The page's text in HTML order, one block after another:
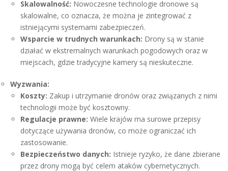
Skalowalność: Nowoczesne technologie dronowe są
skalowalne, co oznacza, że można je zintegrować z
istniejącymi systemami zabezpieczeń.
Wsparcie w trudnych warunkach: Drony są w stanie
działać w ekstremalnych warunkach pogodowych oraz w
miejscach, gdzie tradycyjne kamery są nieskuteczne.
Wyzwania:
Koszty: Zakup i utrzymanie dronów oraz związanych z nimi
technologii może być kosztowny.
Regulacje prawne: Wiele krajów ma surowe przepisy
dotyczące używania dronów, co może ograniczać ich
zastosowanie.
Bezpieczeństwo danych: Istnieje ryzyko, że dane zbierane
przez drony mogą być celem ataków cybernetycznych.